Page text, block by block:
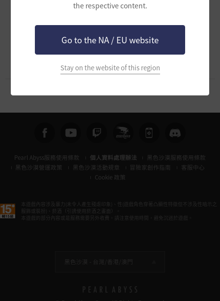
the respective content.
Go to the NA / EU website
Stay on the website of this region
沒有撰寫的文章。
Pearl Abyss服務使用條款 個人資料處理辦法
黑色沙漠服務使用條款
黑色沙漠營運政策
黑色沙漠活動規章 冒險家創作指南
客服中心
Cookie 政策
本遊戲內容涉及暴力(未令人產生殘虐印象)、性(遊戲角色穿著凸顯性特徵但不涉及性暗示之
服飾或裝扮)、菸酒（引誘使用菸酒之畫面）。
本遊戲的部分內容或是服務需要另外收費。請注意使用時間，避免沉迷於遊戲。
黑色沙漠 - 台灣/香港/澳門